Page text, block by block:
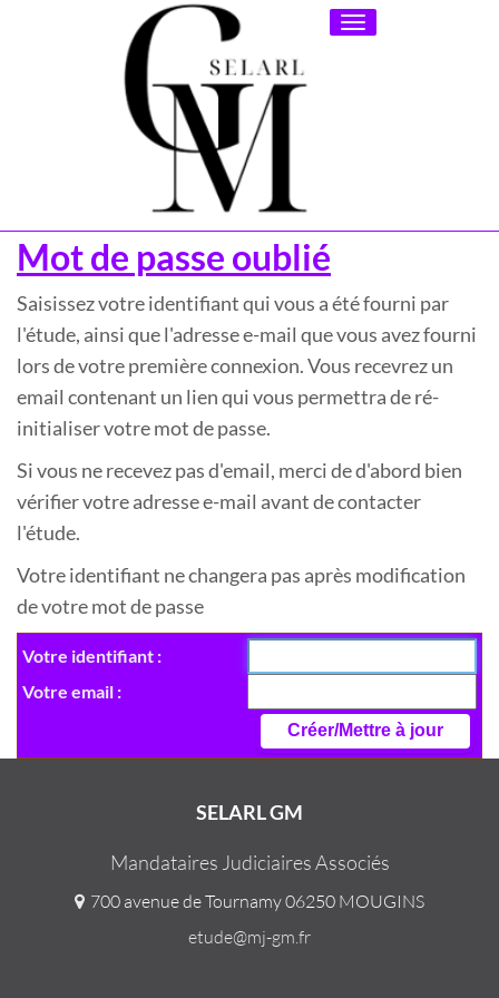
Toggle
Mot de passe oublié
Saisissez votre identifiant qui vous a été fourni par
l'étude, ainsi que l'adresse e-mail que vous avez fourni
lors de votre première connexion. Vous recevrez un
email contenant un lien qui vous permettra de ré-
initialiser votre mot de passe.
Si vous ne recevez pas d'email, merci de d'abord bien
vérifier votre adresse e-mail avant de contacter
l'étude.
Votre identifiant ne changera pas après modification
de votre mot de passe
Votre identifiant
Votre email
SELARL GM
Mandataires Judiciaires Associés
700 avenue de Tournamy 06250 MOUGINS
etude@mj-gm.fr